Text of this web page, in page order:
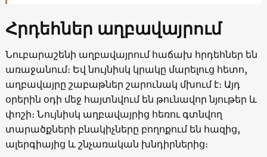
Հրդեհներ աղբավայրում
Նուբարաշենի աղբավայրում հաճախ հրդեհներ են
առաջանում։ Եվ նույնիսկ կրակը մարելուց հետո,
աղբավայրը շաբաթներ շարունակ մխում է։ Այդ
օրերին օդի մեջ հայտնվում են թունավոր նյութեր և
փոշի։ Նույնիսկ աղբավայրից հեռու գտնվող
տարածքների բնակիչները բողոքում են հազից,
ալերգիայից և շնչառական խնդիրներից։